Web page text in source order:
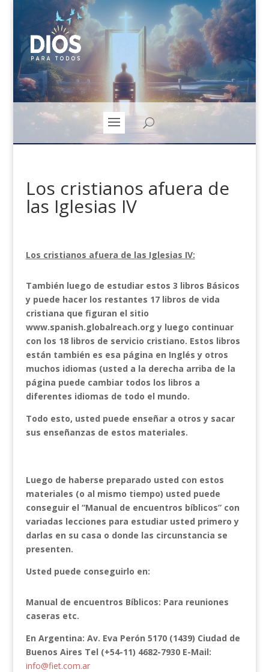
Los cristianos afuera de
las Iglesias IV
Los cristianos afuera de las Iglesias IV:
También luego de estudiar estos 3 libros Básicos
y puede hacer los restantes 17 libros de vida
cristiana que figuran el sitio
www.spanish.globalreach.org y luego continuar
con los 18 libros de servicio cristiano. Estos libros
están también es esa página en Inglés y otros
muchos idiomas (usted a la derecha arriba de la
página puede cambiar todos los libros a
diferentes idiomas de todo el mundo.
Todo esto, usted puede enseñar a otros y sacar
sus enseñanzas de estos materiales.
Luego de haberse preparado usted con estos
materiales (o al mismo tiempo) usted puede
conseguir el “Manual de encuentros bíblicos” con
variadas lecciones para estudiar usted primero y
darlas en su casa o donde las circunstancia se
presenten.
Usted puede conseguirlo en:
Manual de encuentros Bíblicos: Para reuniones
caseras etc.
En Argentina: Av. Eva Perón 5170 (1439) Ciudad de
Buenos Aires Tel (+54-11) 4682-7930 E-Mail:
info@fiet.com.ar